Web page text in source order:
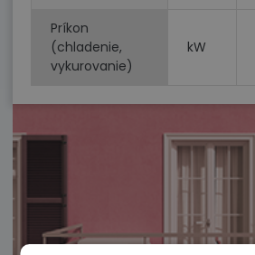
Príkon
(chladenie,
vykurovanie)
kW